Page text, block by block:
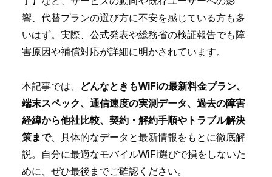
響、代替プランの選び方に不安を感じている方も多
いはず。実際、公式発表や総務省の検証報告でも障
害原因や補償対応が詳細に明かされています。
本記事では、
どんなときもWiFiの最新料金プラン、
端末スペック、通信速度の実測データ、過去の障害
経緯から他社比較、契約・解約手順やトラブル解決
策まで、具体的なデータと最新情報をもとに徹底解
説。自分に最適なモバイルWiFi選びで損をしないた
めに、ぜひ最後までご確認ください。